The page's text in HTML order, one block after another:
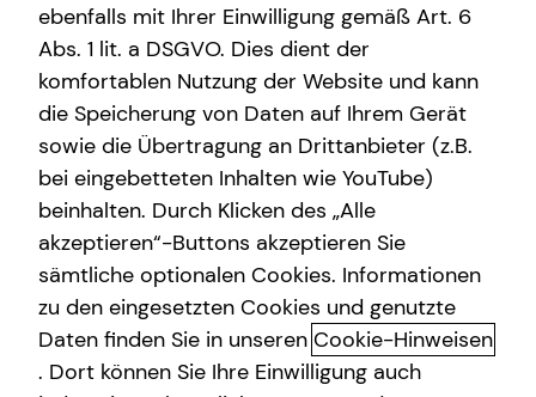
Betriebliche Altersvorsorge
Investment
Kapitalanlage Immobilien
Altersvorsorge
Gewerbliche Versicherungen
Arbeitskraftabsicherung
Mit mytecis – Finanzen und
Versicherungen digital verwalten
Mit mytecis hast du deine Finanzen, Versicherungen und
wichtigen Dokumente jederzeit im Blick.
ebenfalls mit Ihrer Einwilligung gemäß Art. 6
Abs. 1 lit. a DSGVO. Dies dient der
komfortablen Nutzung der Website und kann
die Speicherung von Daten auf Ihrem Gerät
sowie die Übertragung an Drittanbieter (z.B.
bei eingebetteten Inhalten wie YouTube)
beinhalten. Durch Klicken des „Alle
akzeptieren“-Buttons akzeptieren Sie
sämtliche optionalen Cookies. Informationen
zu den eingesetzten Cookies und genutzte
Daten finden Sie in unseren Cookie-Hinweisen
. Dort können Sie Ihre Einwilligung auch